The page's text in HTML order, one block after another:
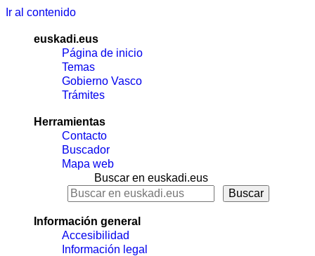
Ir al contenido
euskadi.eus
Página de inicio
Temas
Gobierno Vasco
Trámites
Herramientas
Contacto
Buscador
Mapa web
Buscar en euskadi.eus
Información general
Accesibilidad
Información legal